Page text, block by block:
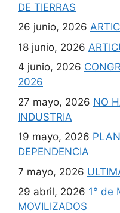
DE TIERRAS
26 junio, 2026
18 junio, 2026
4 junio, 2026
2026
27 mayo, 2026 NO
INDUSTRIA
19 mayo, 2026
DEPENDENCIA
7 mayo, 2026
29 abril, 2026 1° de
MOVILIZADOS